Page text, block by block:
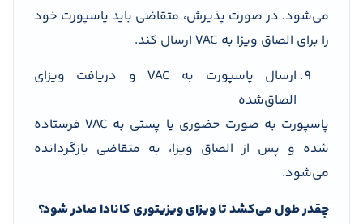
می‌شود. در صورت پذیرش، متقاضی باید پاسپورت خود
را برای الصاق ویزا به VAC ارسال کند.
ارسال پاسپورت به VAC و دریافت ویزای
الصاق‌شده
پاسپورت به صورت حضوری یا پستی به VAC فرستاده
شده و پس از الصاق ویزا، به متقاضی بازگردانده
می‌شود.
چقدر طول می‌کشد تا ویزای ویزیتوری کانادا صادر شود؟